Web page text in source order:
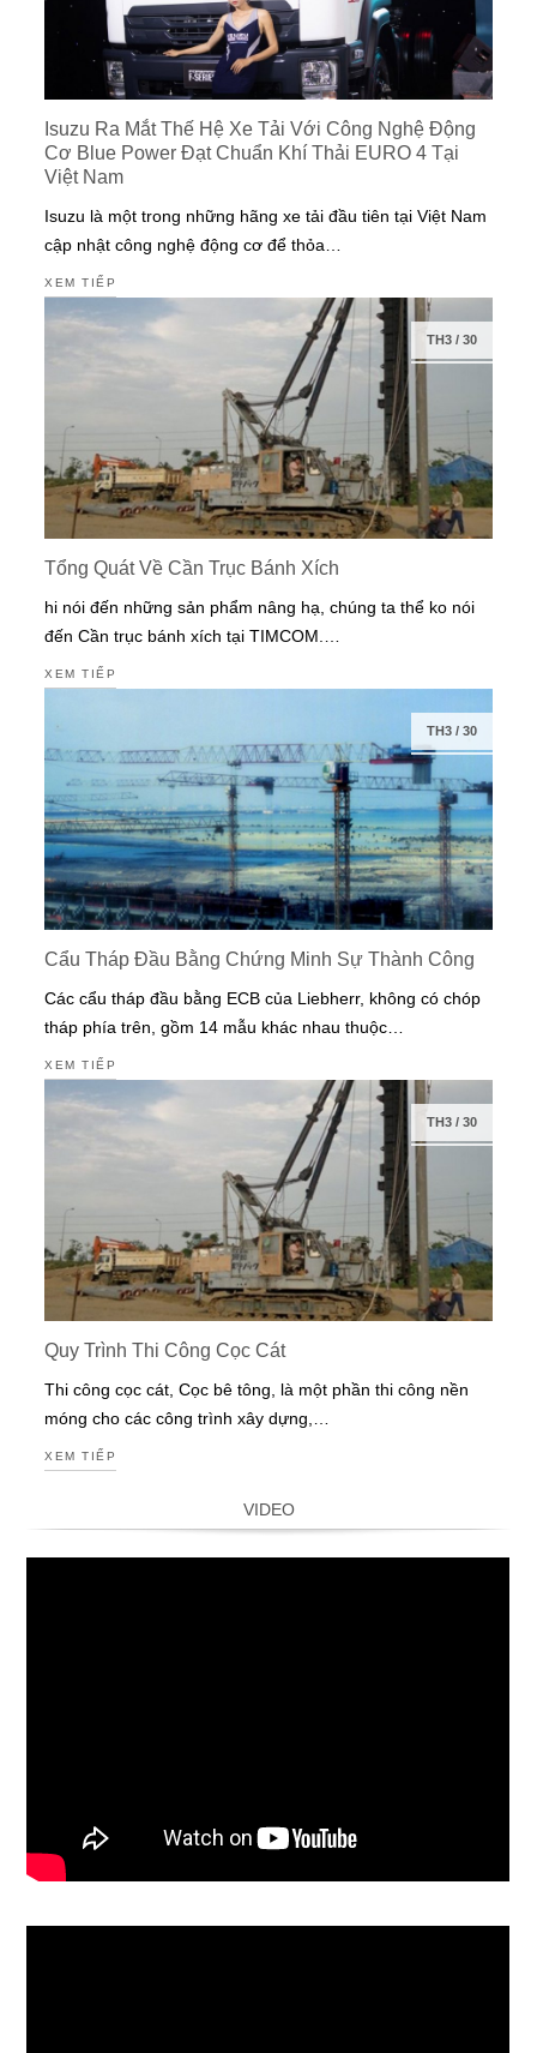
Isuzu Ra Mắt Thế Hệ Xe Tải Với Công Nghệ Động
Cơ Blue Power Đạt Chuẩn Khí Thải EURO 4 Tại
Việt Nam
Isuzu là một trong những hãng xe tải đầu tiên tại Việt Nam
cập nhật công nghệ động cơ để thỏa…
XEM TIẾP
TH3/ 30
Tổng Quát Về Cần Trục Bánh Xích
hi nói đến những sản phẩm nâng hạ, chúng ta thể ko nói
đến Cần trục bánh xích tại TIMCOM.…
XEM TIẾP
TH3/ 30
Cẩu Tháp Đầu Bằng Chứng Minh Sự Thành Công
Các cẩu tháp đầu bằng ECB của Liebherr, không có chóp
tháp phía trên, gồm 14 mẫu khác nhau thuộc…
XEM TIẾP
TH3/ 30
Quy Trình Thi Công Cọc Cát
Thi công cọc cát, Cọc bê tông, là một phần thi công nền
móng cho các công trình xây dựng,…
XEM TIẾP
VIDEO